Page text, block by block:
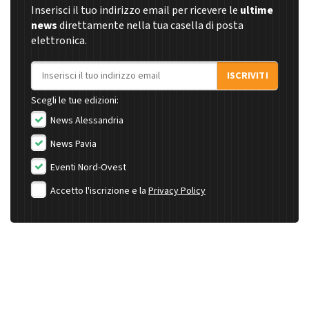
Inserisci il tuo indirizzo email per ricevere le ultime
newsdirettamente nella tua casella di posta
elettronica.
Indirizzo email
ISCRIVITI
Scegli le tue edizioni:
News Alessandria
News Pavia
Eventi Nord-Ovest
Accetto l'iscrizione e la Privacy Policy